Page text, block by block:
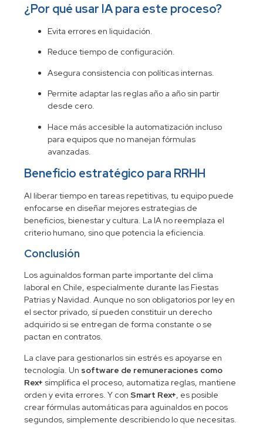
¿Por qué usar IA para este proceso?
Evita errores en liquidación.
Reduce tiempo de configuración.
Asegura consistencia con políticas internas.
Permite adaptar las reglas año a año sin partir
desde cero.
Hace más accesible la automatización incluso
para equipos que no manejan fórmulas
avanzadas.
Beneficio estratégico para RRHH
Al liberar tiempo en tareas repetitivas, tu equipo puede
enfocarse en diseñar mejores estrategias de
beneficios, bienestar y cultura. La IA no reemplaza el
criterio humano, sino que potencia la eficiencia.
Conclusión
Los aguinaldos forman parte importante del clima
laboral en Chile, especialmente durante las Fiestas
Patrias y Navidad. Aunque no son obligatorios por ley en
el sector privado, sí pueden constituir un derecho
adquirido si se entregan de forma constante o se
pactan en contratos.
La clave para gestionarlos sin estrés es apoyarse en
tecnología. Un software de remuneraciones como
Rex+ simplifica el proceso, automatiza reglas, mantiene
orden y evita errores. Y conSmart Rex+, es posible
crear fórmulas automáticas para aguinaldos en pocos
segundos, simplemente describiendo lo que necesitas.